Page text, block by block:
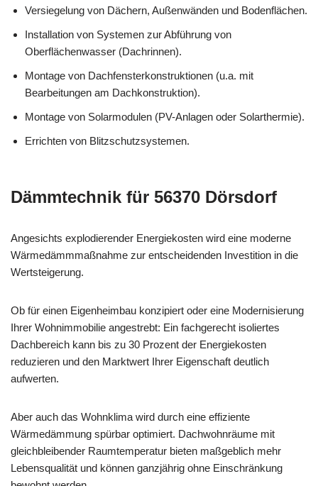
Versiegelung von Dächern, Außenwänden und Bodenflächen.
Installation von Systemen zur Abführung von
Oberflächenwasser (Dachrinnen).
Montage von Dachfensterkonstruktionen (u.a. mit
Bearbeitungen am Dachkonstruktion).
Montage von Solarmodulen (PV-Anlagen oder Solarthermie).
Errichten von Blitzschutzsystemen.
Dämmtechnik für 56370 Dörsdorf
Angesichts explodierender Energiekosten wird eine moderne
Wärmedämmmaßnahme zur entscheidenden Investition in die
Wertsteigerung.
Ob für einen Eigenheimbau konzipiert oder eine Modernisierung
Ihrer Wohnimmobilie angestrebt: Ein fachgerecht isoliertes
Dachbereich kann bis zu 30 Prozent der Energiekosten
reduzieren und den Marktwert Ihrer Eigenschaft deutlich
aufwerten.
Aber auch das Wohnklima wird durch eine effiziente
Wärmedämmung spürbar optimiert. Dachwohnräume mit
gleichbleibender Raumtemperatur bieten maßgeblich mehr
Lebensqualität und können ganzjährig ohne Einschränkung